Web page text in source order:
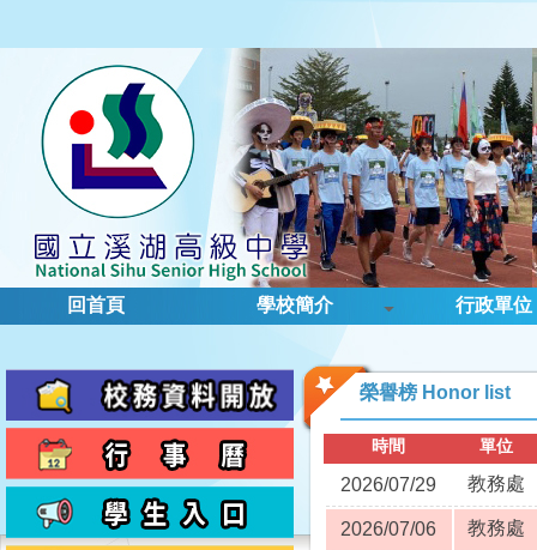
回首頁 學校簡介 行政單位
榮譽榜 Honor list
時間 單位
2026/07/29 教務處
2026/07/06 教務處